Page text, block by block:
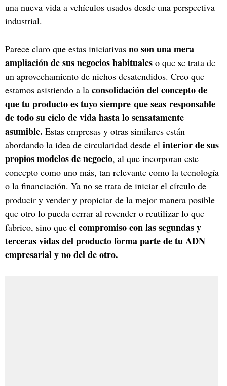
una nueva vida a vehículos usados desde una perspectiva
industrial.
Parece claro que estas iniciativas no son una mera
ampliación de sus negocios habituales o que se trata de
un aprovechamiento de nichos desatendidos. Creo que
estamos asistiendo a la consolidación del concepto de
que tu producto es tuyo siempre que seas responsable
de todo su ciclo de vida hasta lo sensatamente
asumible. Estas empresas y otras similares están
abordando la idea de circularidad desde el interior de sus
propios modelos de negocio, al que incorporan este
concepto como uno más, tan relevante como la tecnología
o la financiación. Ya no se trata de iniciar el círculo de
producir y vender y propiciar de la mejor manera posible
que otro lo pueda cerrar al revender o reutilizar lo que
fabrico, sino que el compromiso con las segundas y
terceras vidas del producto forma parte de tu ADN
empresarial y no del de otro.